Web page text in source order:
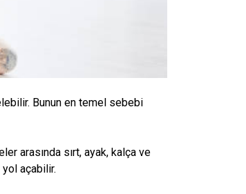
Bunun en temel sebebi
arasında sırt, ayak, kalça ve
açabilir.